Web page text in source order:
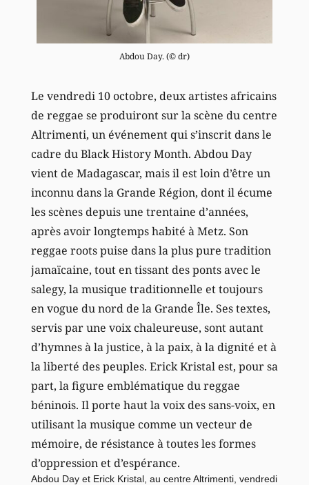
Abdou Day. (© dr)
Le vendredi 10 octobre, deux artistes africains
de reggae se produiront sur la scène du centre
Altrimenti, un événement qui s’inscrit dans le
cadre du Black History Month. Abdou Day
vient de Madagascar, mais il est loin d’être un
inconnu dans la Grande Région, dont il écume
les scènes depuis une trentaine d’années,
après avoir longtemps habité à Metz. Son
reggae roots puise dans la plus pure tradition
jamaïcaine, tout en tissant des ponts avec le
salegy, la musique traditionnelle et toujours
en vogue du nord de la Grande Île. Ses textes,
servis par une voix chaleureuse, sont autant
d’hymnes à la justice, à la paix, à la dignité et à
la liberté des peuples. Erick Kristal est, pour sa
part, la figure emblématique du reggae
béninois. Il porte haut la voix des sans-voix, en
utilisant la musique comme un vecteur de
mémoire, de résistance à toutes les formes
d’oppression et d’espérance.
Abdou Day et Erick Kristal, au centre Altrimenti, vendredi